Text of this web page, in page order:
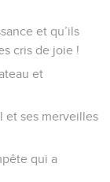
et qu’ils
cris de joie !
et
et ses merveilles
qui a